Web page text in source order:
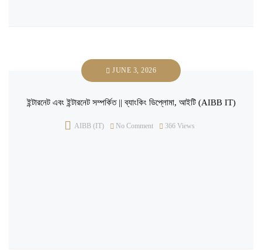
JUNE 3, 2026
ইন্টারনেট এবং ইন্টারনেট সম্পর্কিত || ব্যাংকিং ডিপ্লোমা, আইটি (AIBB IT)
AIBB (IT) No Comment 366 Views